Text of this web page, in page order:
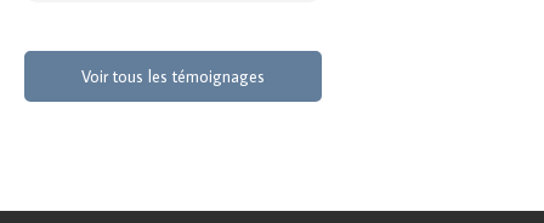
Voir tous les témoignages